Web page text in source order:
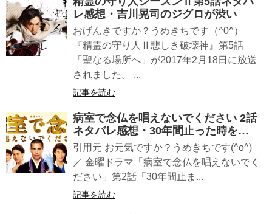
レ感想・吉川晃司のジグロが渋い
おげんきですか？うめきちです（^0^）
『精霊の守り人Ⅱ悲しき破壊神』第5話
「聖なる場所へ」が2017年2月18日に放送
されました。 ...
記事を読む
病室で念仏を唱えないでください 2話
ネタバレ感想・30年間止った時を…
引用元 お元気ですか？うめきちです(^o^)
／ 金曜ドラマ「病室で念仏を唱えないでく
ださい」第2話「30年間止ま...
記事を読む